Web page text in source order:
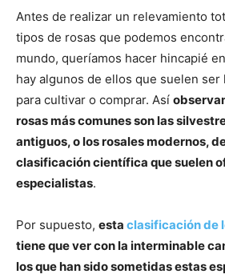
Antes de realizar un relevamiento
tipos de rosas que podemos
mundo, queríamos hacer hincapié
hay algunos de ellos que suelen ser
para cultivar o comprar. Así
rosas más comunes son las
antiguos, o los rosales modernos,
clasificación científica que suelen
especialistas.
Por supuesto, esta clasificación de
tiene que ver con la interminable
los que han sido sometidas estas